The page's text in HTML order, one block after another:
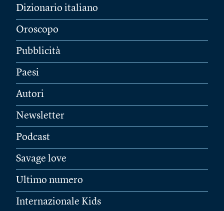
Dizionario italiano
Oroscopo
Pubblicità
Paesi
Autori
Newsletter
Podcast
Savage love
Ultimo numero
Internazionale Kids